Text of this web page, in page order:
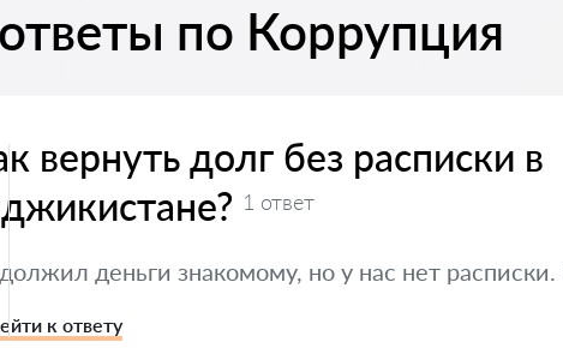
по Коррупция
вернуть долг без расписки в
1 ответ
деньги знакомому, но у нас нет расписки.
к ответу